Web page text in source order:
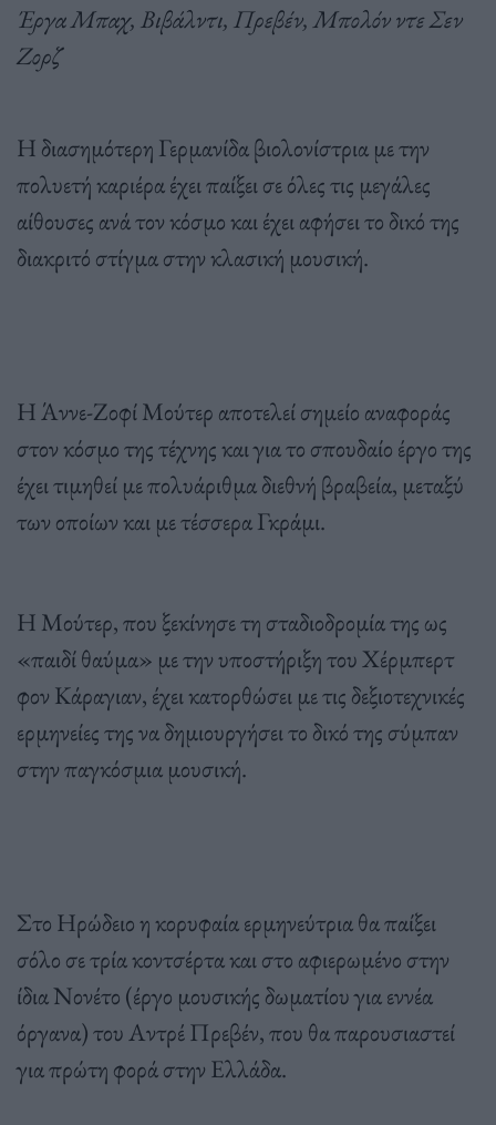
Έργα Μπαχ, Βιβάλντι, Πρεβέν, Μπολόν ντε Σεν
Ζορζ
Η διασημότερη Γερμανίδα βιολονίστρια με την
πολυετή καριέρα έχει παίξει σε όλες τις μεγάλες
αίθουσες ανά τον κόσμο και έχει αφήσει το δικό της
διακριτό στίγμα στην κλασική μουσική.
Η Άννε-Ζοφί Μούτερ αποτελεί σημείο αναφοράς
στον κόσμο της τέχνης και για το σπουδαίο έργο της
έχει τιμηθεί με πολυάριθμα διεθνή βραβεία, μεταξύ
των οποίων και με τέσσερα Γκράμι.
Η Μούτερ, που ξεκίνησε τη σταδιοδρομία της ως
«παιδί θαύμα» με την υποστήριξη του Χέρμπερτ
φον Κάραγιαν, έχει κατορθώσει με τις δεξιοτεχνικές
ερμηνείες της να δημιουργήσει το δικό της σύμπαν
στην παγκόσμια μουσική.
Στο Ηρώδειο η κορυφαία ερμηνεύτρια θα παίξει
σόλο σε τρία κοντσέρτα και στο αφιερωμένο στην
ίδια Νονέτο (έργο μουσικής δωματίου για εννέα
όργανα) του Αντρέ Πρεβέν, που θα παρουσιαστεί
για πρώτη φορά στην Ελλάδα.